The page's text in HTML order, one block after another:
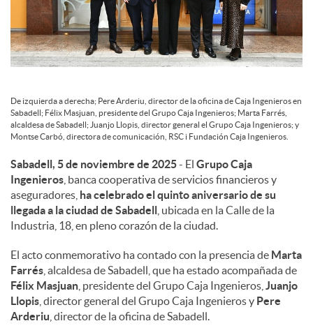
t
e
n
i
d
o
s
De izquierda a derecha; Pere Arderiu, director de la oficina de Caja Ingenieros en
Sabadell; Félix Masjuan, presidente del Grupo Caja Ingenieros; Marta Farrés,
alcaldesa de Sabadell; Juanjo Llopis, director general el Grupo Caja Ingenieros; y
Montse Carbó, directora de comunicación, RSC i Fundación Caja Ingenieros.
Sabadell, 5 de noviembre de 2025- El Grupo Caja
Ingenieros , banca cooperativa de servicios financieros y
aseguradores, ha celebrado el quinto aniversario de su
llegada a la ciudad de Sabadell , ubicada en la Calle de la
Industria, 18, en pleno corazón de la ciudad.
El acto conmemorativo ha contado con la presencia de Marta
Farrés , alcaldesa de Sabadell, que ha estado acompañada de
Félix Masjuan , presidente del Grupo Caja Ingenieros, Juanjo
Llopis , director general del Grupo Caja Ingenieros y Pere
Arderiu , director de la oficina de Sabadell.